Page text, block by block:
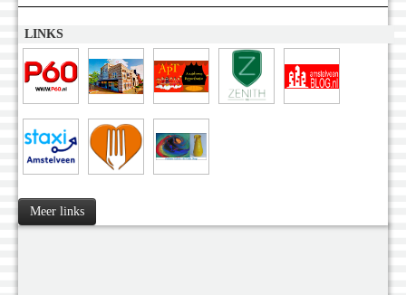
LINKS
Meer links